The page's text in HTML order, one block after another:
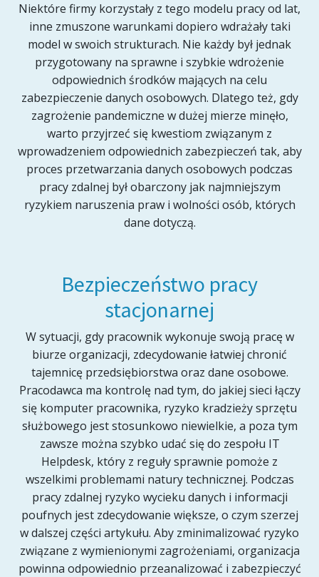
Niektóre firmy korzystały z tego modelu pracy od lat,
inne zmuszone warunkami dopiero wdrażały taki
model w swoich strukturach. Nie każdy był jednak
przygotowany na sprawne i szybkie wdrożenie
odpowiednich środków mających na celu
zabezpieczenie danych osobowych. Dlatego też, gdy
zagrożenie pandemiczne w dużej mierze minęło,
warto przyjrzeć się kwestiom związanym z
wprowadzeniem odpowiednich zabezpieczeń tak, aby
proces przetwarzania danych osobowych podczas
pracy zdalnej był obarczony jak najmniejszym
ryzykiem naruszenia praw i wolności osób, których
dane dotyczą.
Bezpieczeństwo pracy
stacjonarnej
W sytuacji, gdy pracownik wykonuje swoją pracę w
biurze organizacji, zdecydowanie łatwiej chronić
tajemnicę przedsiębiorstwa oraz dane osobowe.
Pracodawca ma kontrolę nad tym, do jakiej sieci łączy
się komputer pracownika, ryzyko kradzieży sprzętu
służbowego jest stosunkowo niewielkie, a poza tym
zawsze można szybko udać się do zespołu IT
Helpdesk, który z reguły sprawnie pomoże z
wszelkimi problemami natury technicznej. Podczas
pracy zdalnej ryzyko wycieku danych i informacji
poufnych jest zdecydowanie większe, o czym szerzej
w dalszej części artykułu. Aby zminimalizować ryzyko
związane z wymienionymi zagrożeniami, organizacja
powinna odpowiednio przeanalizować i zabezpieczyć